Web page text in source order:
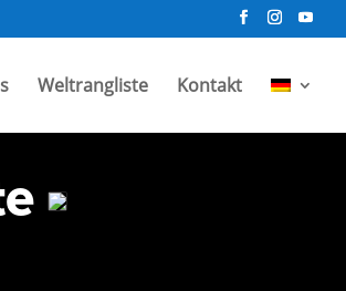
Weltrangliste Kontakt